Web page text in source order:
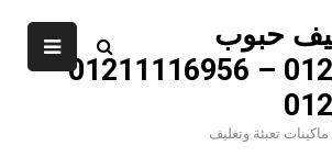
حبوب
01211116954 – 01211116956 –
تعبئة وتغليف